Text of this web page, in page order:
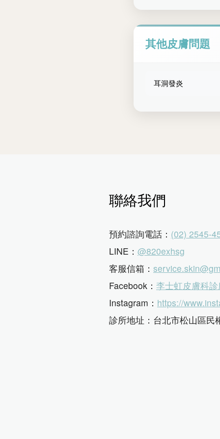
其他皮膚問題
耳洞發炎
聯絡我們
預約諮詢電話： (02) 2545-
LINE： @820exhsg
客服信箱：
Facebook： 李士虹皮膚科
Instagram： https://
診所地址：台北市松山區民